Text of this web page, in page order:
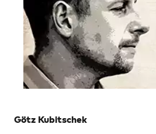
Götz Kubitschek